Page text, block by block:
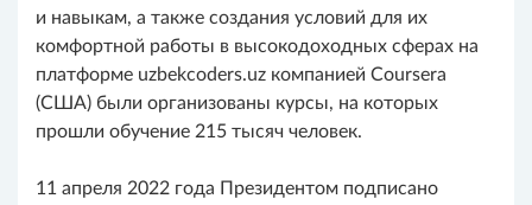
и навыкам, а также создания условий для их
комфортной работы в высокодоходных сферах на
платформе uzbekcoders.uz компанией Coursera
(США) были организованы курсы, на которых
прошли обучение 215 тысяч человек.
11 апреля 2022 года Президентом подписано